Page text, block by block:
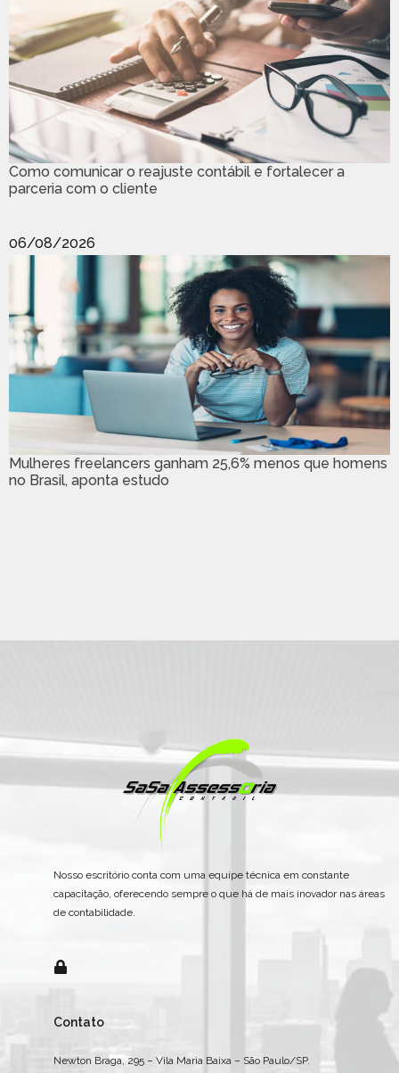
Como comunicar o reajuste contábil e fortalecer a
parceria com o cliente
06/08/2026
Mulheres freelancers ganham 25,6% menos que homens
no Brasil, aponta estudo
Nosso escritório conta com uma equipe técnica em constante
capacitação, oferecendo sempre o que há de mais inovador nas áreas
de contabilidade.
Contato
Newton Braga, 295 – Vila Maria Baixa – São Paulo/SP.